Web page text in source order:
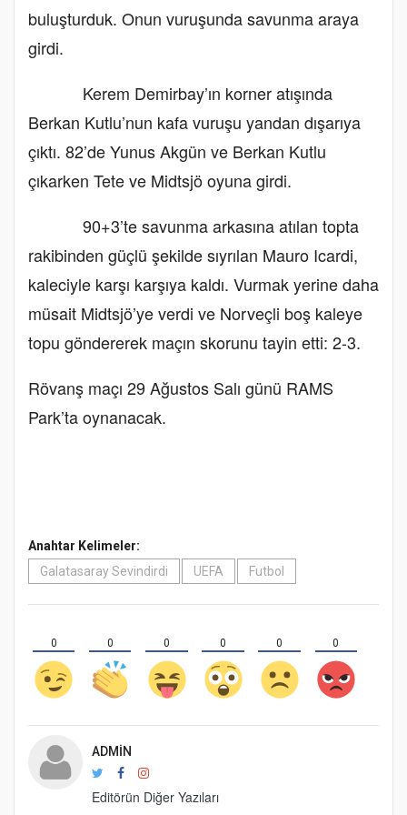
buluşturduk. Onun vuruşunda savunma araya
girdi.
Kerem Demirbay’ın korner atışında
Berkan Kutlu’nun kafa vuruşu yandan dışarıya
çıktı. 82’de Yunus Akgün ve Berkan Kutlu
çıkarken Tete ve Midtsjö oyuna girdi.
90+3’te savunma arkasına atılan topta
rakibinden güçlü şekilde sıyrılan Mauro Icardi,
kaleciyle karşı karşıya kaldı. Vurmak yerine daha
müsait Midtsjö’ye verdi ve Norveçli boş kaleye
topu göndererek maçın skorunu tayin etti: 2-3.
Rövanş maçı 29 Ağustos Salı günü RAMS
Park’ta oynanacak.
Anahtar Kelimeler:
Galatasaray Sevindirdi
UEFA Futbol
0 0 0 0 0 0
ADMIN
Editörün Diğer Yazıları